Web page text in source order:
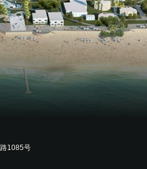
1085号